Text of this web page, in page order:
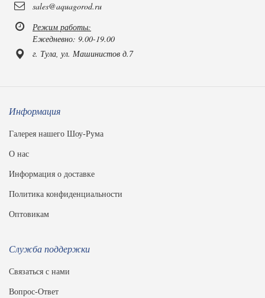
sales@aquagorod.ru
Режим работы:
Ежедневно: 9.00-19.00
г. Тула, ул. Машинистов д.7
Информация
Галерея нашего Шоу-Рума
О нас
Информация о доставке
Политика конфиденциальности
Оптовикам
Служба поддержки
Связаться с нами
Вопрос-Ответ